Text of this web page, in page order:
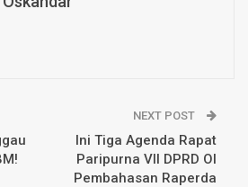
NEXT POST
Ini Tiga Agenda Rapat
Paripurna VII DPRD OI
Pembahasan Raperda